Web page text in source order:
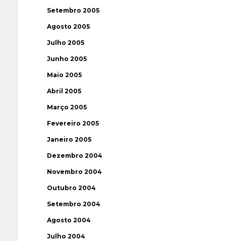
Setembro 2005
Agosto 2005
Julho 2005
Junho 2005
Maio 2005
Abril 2005
Março 2005
Fevereiro 2005
Janeiro 2005
Dezembro 2004
Novembro 2004
Outubro 2004
Setembro 2004
Agosto 2004
Julho 2004